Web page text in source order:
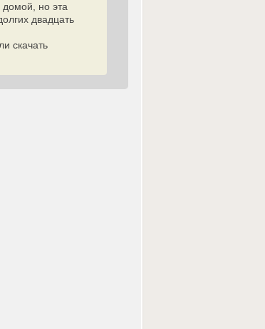
домой, но эта
двадцать
скачать